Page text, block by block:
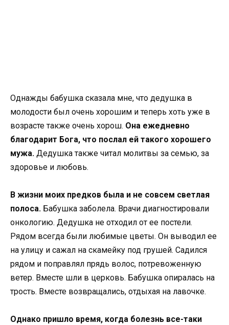
Однажды бабушка сказала мне, что дедушка в
молодости был очень хорошим и теперь хоть уже в
возрасте также очень хорош. Она ежедневно
благодарит Бога, что послал ей такого хорошего
мужа. Дедушка также читал молитвы за семью, за
здоровье и любовь.
В жизни моих предков была и не совсем светлая
полоса. Бабушка заболела. Врачи диагностировали
онкологию. Дедушка не отходил от ее постели.
Рядом всегда были любимые цветы. Он выводил ее
на улицу и сажал на скамейку под грушей. Садился
рядом и поправлял прядь волос, потревоженную
ветер. Вместе шли в церковь. Бабушка опиралась на
трость. Вместе возвращались, отдыхая на лавочке.
Однако пришло время, когда болезнь все-таки